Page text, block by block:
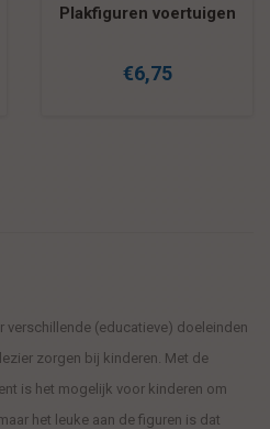
Plakfiguren voertuigen
€6,75
verschillende (educatieve) doeleinden
zorgen bij kinderen. Met de
is het mogelijk voor kinderen om
het leuke aan de figuren is dat